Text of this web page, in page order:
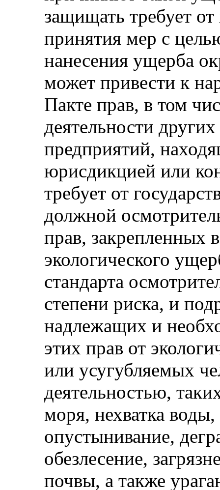
защищать требует от
принятия мер с
нанесения ущерба
может привести к
Пакте прав, в том
деятельности
предприятий,
юрисдикцией или
требует от
должной
прав, закрепленных
экологического
стандарта
степени риска, и
надлежащих и
этих прав от
или усугубляемых
деятельностью,
моря, нехватка
опустынивание,
обезлесение,
почвы, а также